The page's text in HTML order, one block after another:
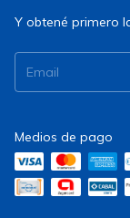
Y obtené primero
Medios de pago